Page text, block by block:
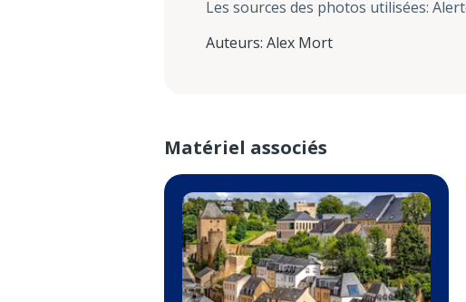
Les sources des photos utilisées:
Auteurs: Alex Mort
Matériel associés